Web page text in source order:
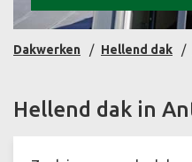
Dakwerken Hellend dak
Hellend dak in